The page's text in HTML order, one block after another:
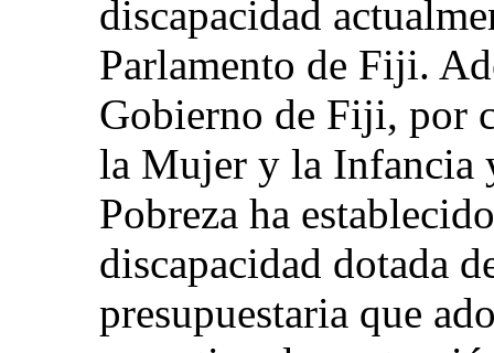
discapacidad
Parlamento de Fiji.
Gobierno de Fiji, por
la Mujer y la Infancia
Pobreza ha
discapacidad dotada
presupuestaria que